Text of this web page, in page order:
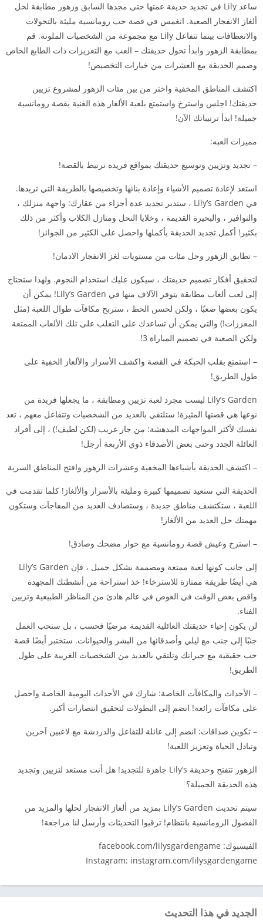
ساعد Lily في تجديد حديقة عمتها حتى مجدها السابق وزهور مطابقة لحل
ألغاز الانفجار الصعبة. انغمس في قصة حب رومانسية مليئة بالتحولات
والانعطافات بينما تتفاعل Lily مع مجموعة من الشخصيات الملونة. قم
بمطابقة الزهور وابدأ تحول حديقتك – العب مع التعزيزات ذات الطابع الخاص
وصمم الحديقة مع العشرات من خيارات التخصيص!
اكتشف المناطق المخفية واختر من بين مئات الزهور لمشروع تزيين
حديقتك! اجلس واسترخ واستمتع بلعبة الألغاز هذه الغنية بقصة رومانسية
جميلة! ابدأ ترتيباتك الآن!
مميزات العبه:
– تجديد وتزيين وتوسيع حديقتك بمواقع فريدة ترتبط بالقصة!
استعد لإعادة تصميم الأشياء وإعادة بنائها وتخصيصها بالطريقة التي تريدها.
في Lily’s Garden ، ستدير تجديد عدة أجزاء من عقارك: واجهة منزلك ،
والنوافير ، والبحيرة القديمة ، وخلايا النحل ومنازل الكلاب وأكثر من ذلك
بكثير! أكمل تجديد الحديقة بأكملها واحصل على الكثير من الجوائز!
– تطابق الزهور وحل مئات من مستويات لغز الانفجار الادمان!
لتحقيق أفكار تصميم حديقتك ، سيكون عليك استخدام النجوم. ولهذا ستحتاج
إلى لعب ألعاب مطابقة يتوفر الآلاف منها في Lily’s Garden! يمكن أن
يكون بعضها صعبًا ، ولكن لحسن الحظ ، ستربح مكافآت طوال اللعبة (مثل
المعززات!) والتي يمكن أن تساعدك على التغلب على تلك الألعاب الممتعة
ولكن الصعبة في تصميم المباراة 3!
– استمتع بقلب الحبكة في القصة واكشف الأسرار والألغاز الخفية على
طول الطريق!
Lily’s Garden ليست مجرد لعبة تزيين ومطابقة ، ما يجعلها فريدة من
نوعها هي قصتها المثيرة! ستلتقي بالعديد من الشخصيات وتتفاعل معهم ، تعد
نفسك لأكثر المواجهات المدهشة: من جار غريب (لكن لطيف!) ، إلى أفراد
العائلة الجدد وحتى بعض الأصدقاء ذوي الأربعة أرجل!
– اكتشف الحديقة بأشياءها المخفية وعشرات الزهور وافتح المناطق السرية
الحديقة التي ستعيد تصميمها كبيرة ومليئة بالأسرار والألغاز! كلما تقدمت في
اللعبة ، ستكتشف مناطق جديدة ، وستصادف العديد من المفاجآت وستكون
مهمتك حل العديد من الألغاز!
– استرخ وعيش قصة رومانسية مع حوار مضحك وصادق!
إلى جانب كونها لعبة ممتعة ومصممة بشكل جميل ، فإن Lily’s Garden
هي أيضًا طريقة ممتازة للاسترخاء! خذ استراحة من أنشطتك المجهدة
واقض بعض الوقت في الغوص في عالم هادئ من المناظر الطبيعية وتزيين
الفناء.
لن يكون إحياء حديقتك العائلية القديمة مرضيًا فحسب ، بل ستحب العمل
جنبًا إلى جنب مع ليلي وأصدقائها من البشر والحيوانات. ستختبر أيضًا قصة
حب حقيقية مع جيرانك وتلتقي بالعديد من الشخصيات الغريبة على طول
الطريق!
– الأحداث والمكافآت الخاصة: شارك في الأحداث اليومية الخاصة واحصل
على مكافآت رائعة! انضم إلى البطولات لتحقيق انتصارات أكبر.
– تكوين صداقات: انضم إلى عائلة للتفاعل والدردشة مع لاعبين آخرين
وتبادل الحياة وتعزيز اللعبة!
الزهور تتفتح وحديقة Lily’s جاهزة للتجديد! هل أنت مستعد لتزيين وتجديد
هذه الحديقة الجميلة؟
سيتم تحديث Lily’s Garden بمزيد من ألغاز الانفجار لحلها والمزيد من
الفصول الرومانسية بانتظام! ترقبوا التحديثات وأرسل لنا مراجعة!
الفيسبوك: facebook.com/lilysgardengame
Instagram: instagram.com/lilysgardengame
الجديد في هذا التحديث